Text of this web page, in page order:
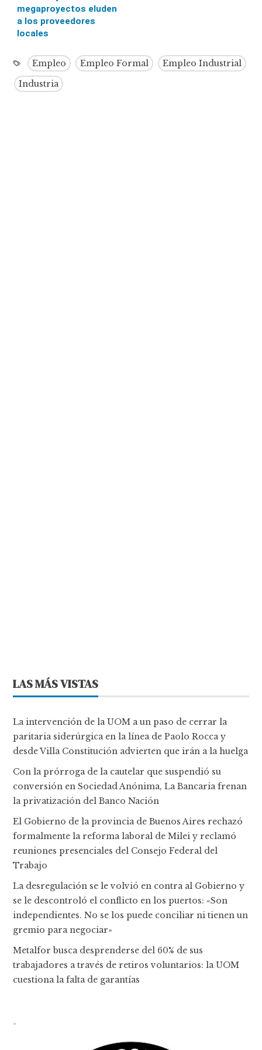
megaproyectos eluden
a los proveedores
locales
Empleo Empleo Formal
Empleo Industrial
Industria
LAS MÁS VISTAS
La intervención de la UOM a un paso de cerrar la
paritaria siderúrgica en la línea de Paolo Rocca y
desde Villa Constitución advierten que irán a la huelga
Con la prórroga de la cautelar que suspendió su
conversión en Sociedad Anónima, La Bancaria frenan
la privatización del Banco Nación
El Gobierno de la provincia de Buenos Aires rechazó
formalmente la reforma laboral de Milei y reclamó
reuniones presenciales del Consejo Federal del
Trabajo
La desregulación se le volvió en contra al Gobierno y
se le descontroló el conflicto en los puertos: «Son
independientes. No se los puede conciliar ni tienen un
gremio para negociar»
Metalfor busca desprenderse del 60% de sus
trabajadores a través de retiros voluntarios: la UOM
cuestiona la falta de garantías
-